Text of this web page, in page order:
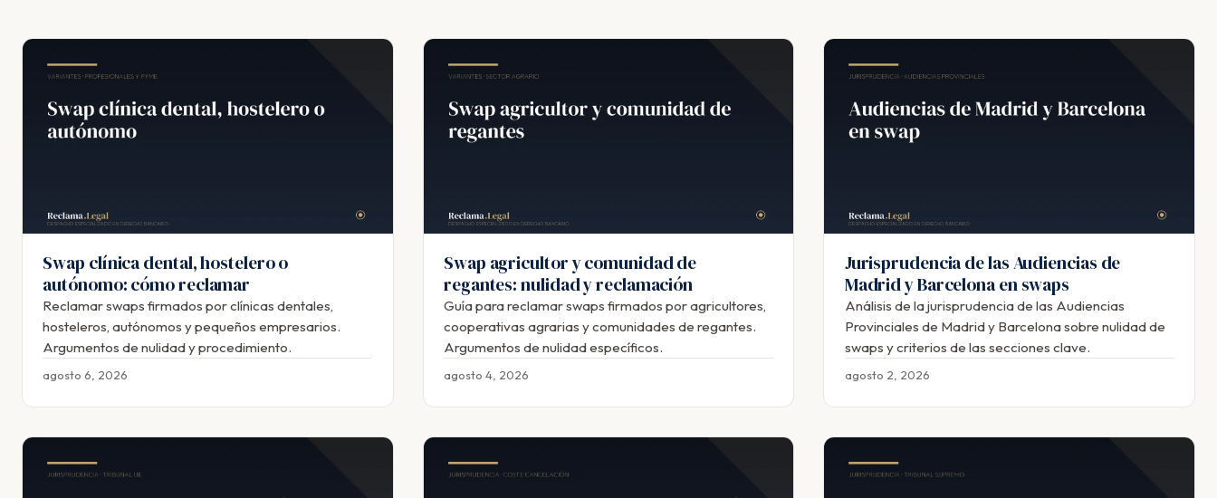
Swap clínica dental, hostelero o
autónomo: cómo reclamar
Reclamar swaps firmados por clínicas dentales,
hosteleros, autónomos y pequeños empresarios.
Argumentos de nulidad y procedimiento.
agosto 6, 2026
Swap agricultor y comunidad de
regantes: nulidad y reclamación
Guía para reclamar swaps firmados por agricultores,
cooperativas agrarias y comunidades de regantes.
Argumentos de nulidad específicos.
agosto 4, 2026
Jurisprudencia de las Audiencias de
Madrid y Barcelona en swaps
Análisis de la jurisprudencia de las Audiencias
Provinciales de Madrid y Barcelona sobre nulidad de
swaps y criterios de las secciones clave.
agosto 2, 2026